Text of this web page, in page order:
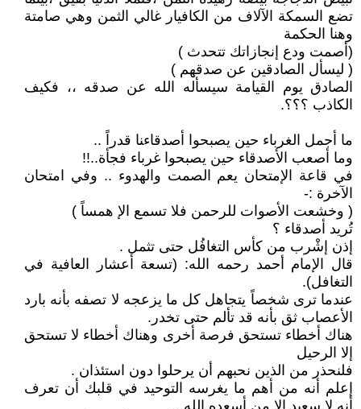
ﺗﻀﻊ ﺍﻟﺴﻤﻜﺔ ﺍﻵ‌ﻻ‌ﻑ ﻣﻦ ﺍﻟﻜﺎﻓﻴﺎﺭ ﻏﺎﻟﻲ ﺍﻟﺜﻤﻦ ﻭﻫﻲ ﺻﺎﻣﺘﺔ
ﻭﻫﻨﺎ ﺍﻟﺤﻜﻤﺔ
(ﺃﺻﻤﺖ ﻭﺩﻉ ﺇﻧﺠﺎﺯﺍﺗﻚ ﺗﺘﺤﺪﺙ )
( ﻟﻴﺴﺄﻝ ﺍﻟﺼﺎﺩﻗﻴﻦ ﻋﻦ ﺻﺪﻗﻬﻢ )
ﺍﻟﺼﺎﺩﻕ ﻳﻮﻡ ﺍﻟﻘﻴﺎﻣﺔ ﺳﻴﺴﺄﻟﻪ ﺍلله ﻋﻦ ﺻﺪﻗﻪ ،، ﻓﻜﻴﻒ
ﺍﻟﻜﺎﺫﺏ ؟؟؟.
ﻣﺎ ﺃﺟﻤﻞ ﺍﻟﻐﺮﺑﺎﺀ ﺣﻴﻦ ﻳﺼﺒﺤﻮﺍ ﺃﺻﺪﻗﺎءﻨﺎ ﻗﺪﺭﺍً ..
ﻭﻣﺎ ﺃﺻﻌﺐ ﺍﻷ‌ﺻﺪﻗﺎﺀ ﺣﻴﻦ ﻳﺼﺒﺤﻮﺍ ﻏﺮﺑﺎﺀ ﻓﺠﺄﺓ..!!
ﻓﻲ ﻗﺎﻋﺔ ﺍلإ‌ﻣﺘﺤﺎﻥ ﻳﻌﻢ ﺍﻟﺼﻤﺖ ﻭﺍﻟﻬﺪﻭﺀ .. ﻭﻓﻲ ﺍﻣﺘﺤﺎﻥ
ﺍﻵ‌ﺧﺮﺓ :-
( ﻭﺧﺸﻌﺖ ﺍﻷ‌ﺻﻮﺍﺕ ﻟﻠﺮﺣﻤﻦ ﻓﻼ‌ ﺗﺴﻤﻊ ﺍﻹ‌ ﻫﻤﺴﺎً )
ﺗُﺮﻳﺪ ﺃﺻﺪﻗﺎﺀ ؟
ﺇﺫﻥ إﺷْﺮﺏ ﻣﻦ ﻛﺄﺱ ﺍﻟﺘﻐﺎﻓُﻞ ﺣﺘﻰ ﺗﺜﻤﻞ .
ﻗﺎﻝ ﺍﻹ‌ﻣﺎﻡ أﺣﻤﺪ ﺭﺣﻤﻪ ﺍﻟﻠﻪ: (ﺗﺴﻌﺔ ﺃﻋﺸﺎﺭ ﺍﻟﻌﺎﻓﻴﺔ ﻓﻲ
ﺍﻟﺘﻐﺎﻓﻞ).
ﻋﻨﺪﻣﺎ ﺗﺮﻯ ﺷﺨﺼﺎً ﻳﺘﺠﺎﻫﻞ ﻛﻞ ﻣﺎ ﻳﺰﻋﺠﻪ ﻻ‌ ﺗﺼﻔﻪ بأﻧﻪ ﺑﺎﺭﺩ
ﺍلأ‌ﻋﺼﺎﺏ ﺛﻖ ﺑﺄﻧﻪ ﻗﺪ ﺗﺄﻟﻢ ﺣﺘﻰ ﺗﺨﺪﺭ.
ﻫﻨﺎﻙ ﺃﺧﻄﺎﺀ ﺗﺴﺘﺤﻖ ﻓﺮﺻﺔ ﺃﺧﺮﻯ ﻭﻫﻨﺎﻙ ﺃﺧﻄﺎﺀ ﻻ‌ ﺗﺴﺘﺤﻖ
ﺇﻻ‌ ﺍﻟﺮﺣﻴﻞ
ﻓﻠﻨﺤﺬﺭ ﻣﻦ ﺍﻟﺬﻳﻦ ﻧﺤﺒﻬﻢ أﻥ ﻳﺮﺣﻠﻮﺍ ﺩﻭﻥ ﺍﺳﺘﺌﺬﺍﻥ .
إﻋﻠﻢ ﺃﻧﻪ ﻣﻦ ﺃﻫﻢ ﻣﺎ ﻳﻐﺮﺳﻪ ﺍﻟﺘﻮﺣﻴﺪ ﻓﻲ ﻗﻠﺒﻚ ﺃﻥ ﺗﻌﺮﻑ